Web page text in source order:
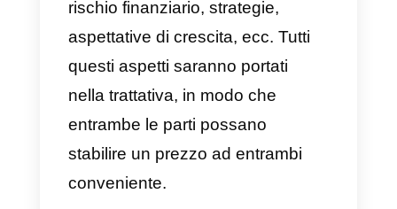
preventivati ​​su
misura. Questo vale sia per i
prodotti che per i servizi. Il motivo
è che tutto deve essere sempre
coerente con le caratteristiche